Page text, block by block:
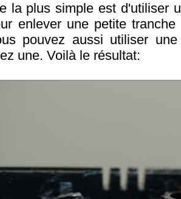
la plus simple est d'utiliser
enlever une petite
pouvez aussi utiliser
une. Voilà le résultat: